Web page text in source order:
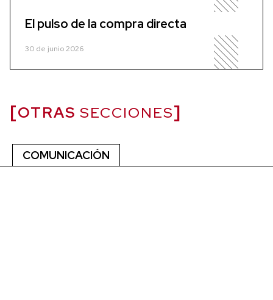
El pulso de la compra directa
30 de junio 2026
OTRAS SECCIONES
COMUNICACIÓN